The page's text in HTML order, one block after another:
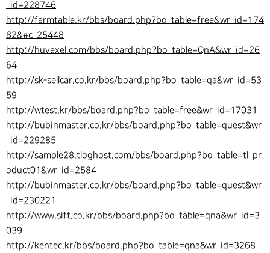
_id=228746
http://farmtable.kr/bbs/board.php?bo_table=free&wr_id=174
82&#c_25448
http://huvexel.com/bbs/board.php?bo_table=QnA&wr_id=26
64
http://sk-sellcar.co.kr/bbs/board.php?bo_table=qa&wr_id=53
59
http://wtest.kr/bbs/board.php?bo_table=free&wr_id=17031
http://bubinmaster.co.kr/bbs/board.php?bo_table=quest&wr
_id=229285
http://sample28.tloghost.com/bbs/board.php?bo_table=tl_pr
oduct01&wr_id=2584
http://bubinmaster.co.kr/bbs/board.php?bo_table=quest&wr
_id=230221
http://www.sift.co.kr/bbs/board.php?bo_table=qna&wr_id=3
039
http://kentec.kr/bbs/board.php?bo_table=qna&wr_id=3268